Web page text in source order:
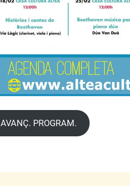
AVANÇ. PROGRAM.